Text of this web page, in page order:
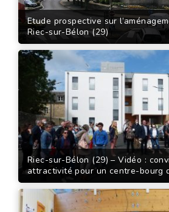
Etude prospective sur
Riec-sur-Bélon (29)
Riec-sur-Bélon (29) – Vidéo :
attractivité pour un centre-bourg